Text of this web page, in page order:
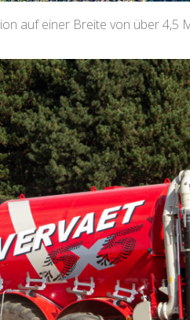
auf einer Breite von über 4,5